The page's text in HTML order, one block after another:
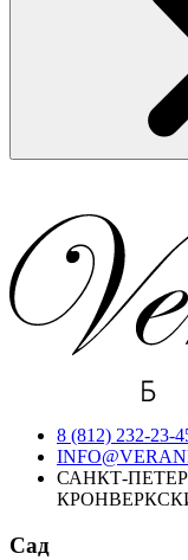
8 (812) 232-23-
САНКТ-
Сад